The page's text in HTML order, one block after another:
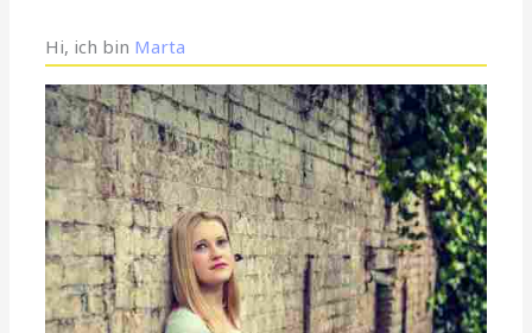
Hi, ich bin Marta